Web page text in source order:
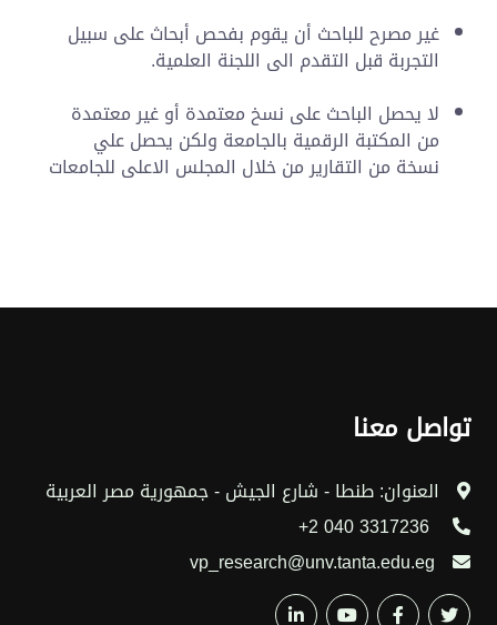
غير مصرح للباحث أن يقوم بفحص أبحاث على سبيل
التجربة قبل التقدم الى اللجنة العلمية.
لا يحصل الباحث على نسخ معتمدة أو غير معتمدة
من المكتبة الرقمية بالجامعة ولكن يحصل علي
نسخة من التقارير من خلال المجلس الاعلى للجامعات
تواصل معنا
العنوان: طنطا - شارع الجيش - جمهورية مصر العربية
vp_research@unv.tanta.edu.eg